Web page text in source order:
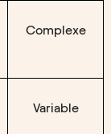
Complexe
Variable